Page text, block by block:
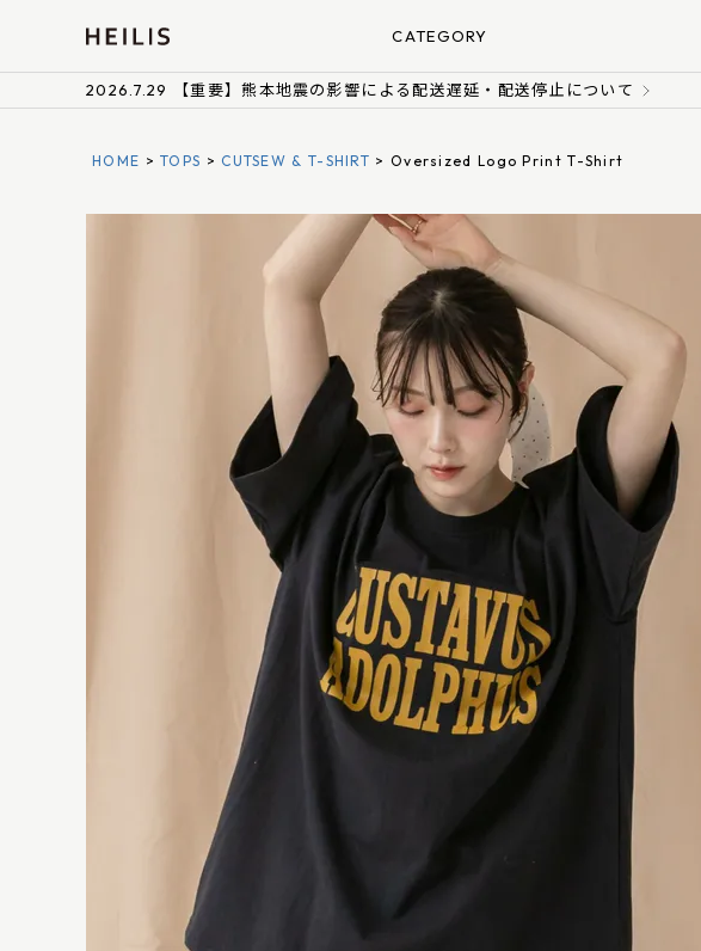
CATEGORY
2026.7.29 【重要】熊本地震の影響による配送遅延・配送停止について
HOME TOPS CUTSEW & T-SHIRT Oversized Logo Print T-Shirt